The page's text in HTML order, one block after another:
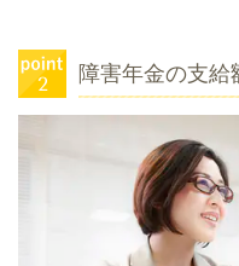
障害年金の支給